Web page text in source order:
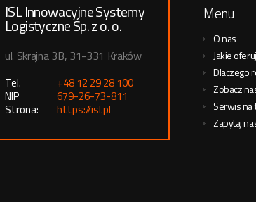
ISL Innowacyjne Systemy
Logistyczne Sp. z o. o.
ul. Skrajna 3B, 31-331 Kraków
Tel.
+48 12 29 28 100
NIP
679-26-73-811
Strona:
https://isl.pl
Menu
O nas
Jakie
Dlaczego
Zobacz
Serwis na
Zapytaj